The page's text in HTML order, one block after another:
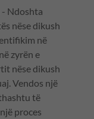
- Ndoshta
nëse dikush
në
zyrën e
nëse dikush
Vendos një
të
proces